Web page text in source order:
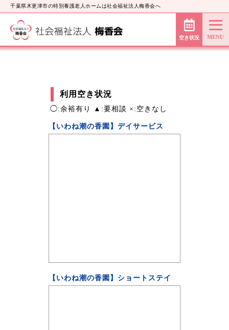
千葉県木更津市の特別養護老人ホームは社会福祉法人梅香会へ
空き状況
利用空き状況
◯:余裕有り ▲:要相談 ×:空きなし
【いわね潮の香園】デイサービス
【いわね潮の香園】ショートステイ